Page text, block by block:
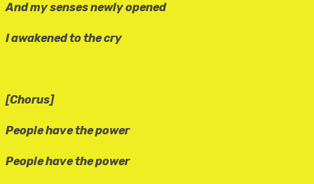
And my senses newly opened
I awakened to the cry
[Chorus]
People have the power
People have the power